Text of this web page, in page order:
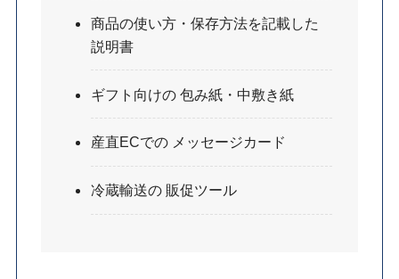
商品の使い方・保存方法を記載した
説明書
ギフト向けの 包み紙・中敷き紙
産直ECでの メッセージカード
冷蔵輸送の 販促ツール